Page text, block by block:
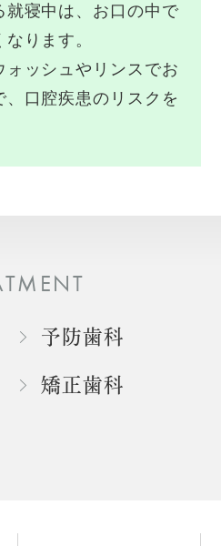
就寝中は、お口の中で
ります。
ッシュやリンスでお
、口腔疾患のリスクを
予防歯科
矯正歯科